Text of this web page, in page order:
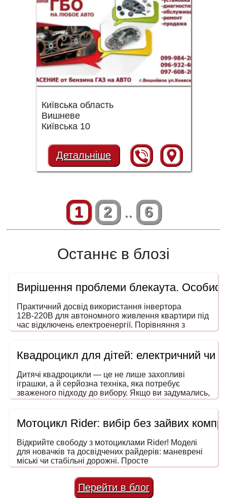
Київська область
Вишневе
Київська 10
Детальніше
1 2 .. 6
Останнє в блозі
Вирішення проблеми блекаута.
Практичний досвід використання інвертора
12В-220В для автономного живлення квартири під
час відключень електроенергії. Порівняння з
генераторами, ДБЖ і power station. На що звертати
Квадроцикл для дітей: електричний чи
Дитячі квадроцикли — це не лише захопливі
іграшки, а й серйозна техніка, яка потребує
зваженого підходу до вибору. Якщо ви задумались,
як обрати квадроцикл для дитини, то ця інструкція
та в межах вашого бюджету. Адже йдеться не
просто про розвагу — мова про безпечний
транспорт, що розвиває координацію, увагу та
навички водіння ще змалечку.
Мотоцикл Rider: вибір без зайвих
Відкрийте свободу з мотоциклами Rider! Моделі
для новачків та досвідчених райдерів: маневрені
міські чи стабільні дорожні. Просте
обслуговування та низька вартість володіння.
Перейти в блог